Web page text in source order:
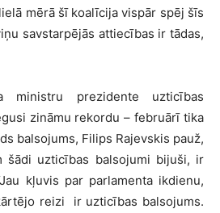
mērā šī koalīcija vispār spēj šīs
savstarpējās attiecības ir tādas,
prezidente uzticības
zināmu rekordu – februārī tika
balsojums, Filips Rajevskis pauž,
šādi uzticības balsojumi bijuši, ir
kļuvis par parlamenta ikdienu,
reizi ir uzticības balsojums.